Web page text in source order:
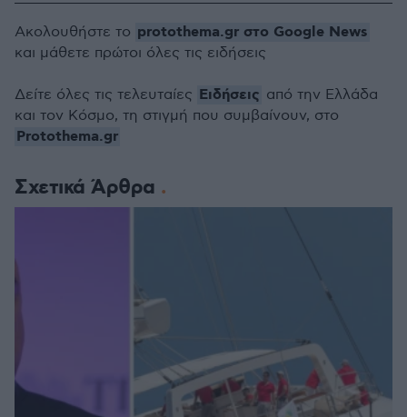
Σχετικά Άρθρα
Ακολουθήστε το protothema.gr στο Google News
και μάθετε πρώτοι όλες τις ειδήσεις
Δείτε όλες τις τελευταίες Ειδήσεις από την Ελλάδα
και τον Κόσμο, τη στιγμή που συμβαίνουν, στο
Protothema.gr